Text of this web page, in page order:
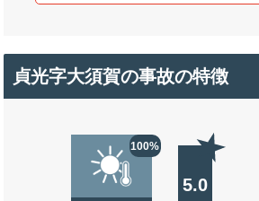
貞光字大須賀の事故の特徴
100%
5.0